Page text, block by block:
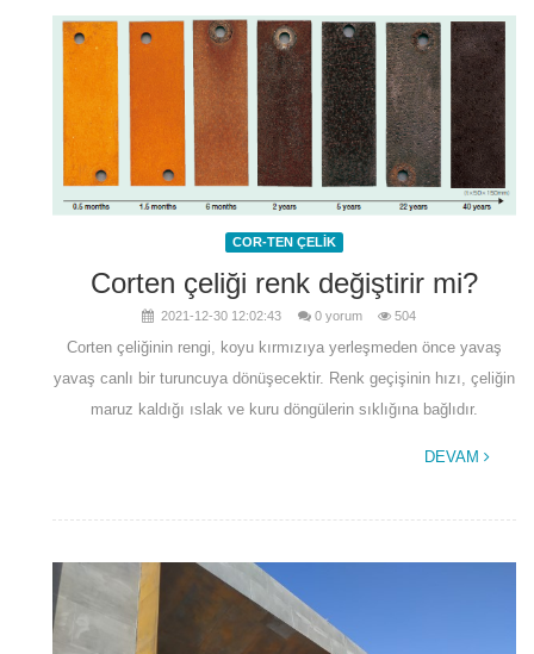
COR-TEN ÇELİK
Corten çeliği renk değiştirir mi?
2021-12-30 12:02:43 0 yorum 504
Corten çeliğinin rengi, koyu kırmızıya yerleşmeden önce yavaş
yavaş canlı bir turuncuya dönüşecektir. Renk geçişinin hızı, çeliğin
maruz kaldığı ıslak ve kuru döngülerin sıklığına bağlıdır.
DEVAM